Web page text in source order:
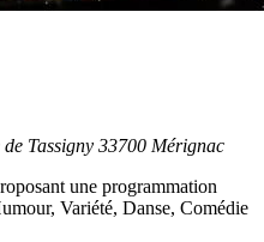
Tassigny 33700 Mérignac
une programmation
Variété, Danse, Comédie